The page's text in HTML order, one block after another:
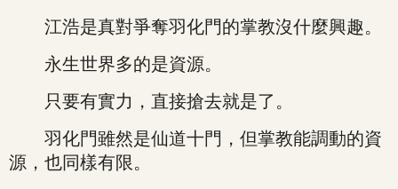
江浩是真對爭奪羽化門的掌教沒什麼興趣。
永生世界多的是資源。
只要有實力，直接搶去就是了。
羽化門雖然是仙道十門，但掌教能調動的資
源，也同樣有限。